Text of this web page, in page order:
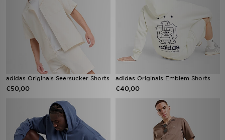
adidas Originals Seersucker Shorts
€50,00
adidas Originals Emblem Shorts
€40,00